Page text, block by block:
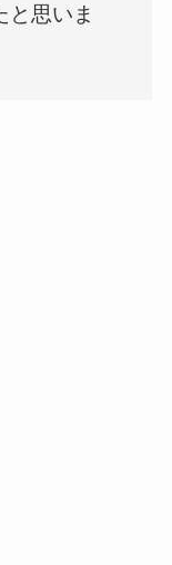
と思いま